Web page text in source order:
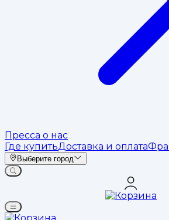
Пресса о нас
Где купитьДоставка и оплата
Выберите город